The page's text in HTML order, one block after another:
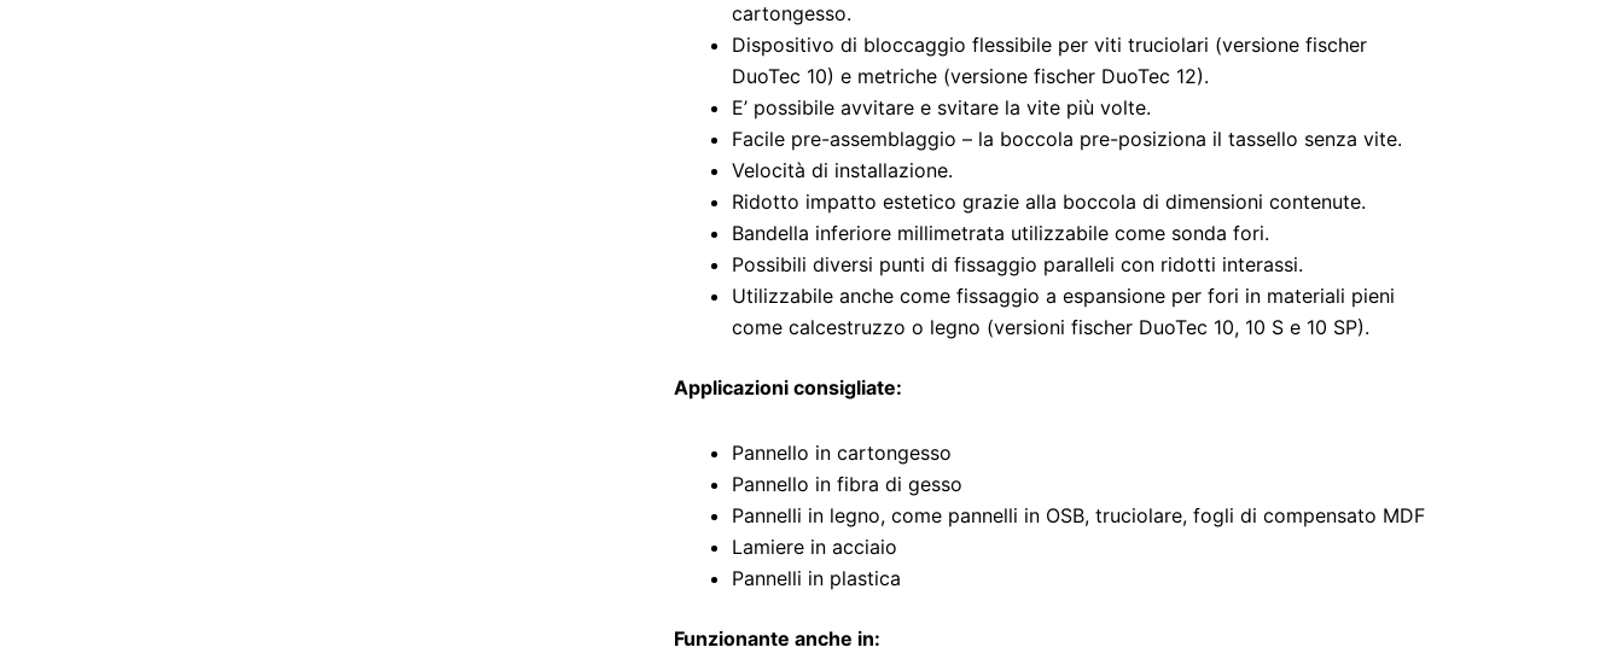
cartongesso.
Dispositivo di bloccaggio flessibile per viti truciolari (versione fischer
DuoTec 10) e metriche (versione fischer DuoTec 12).
E’ possibile avvitare e svitare la vite più volte.
Facile pre-assemblaggio – la boccola pre-posiziona il tassello senza vite.
Velocità di installazione.
Ridotto impatto estetico grazie alla boccola di dimensioni contenute.
Bandella inferiore millimetrata utilizzabile come sonda fori.
Possibili diversi punti di fissaggio paralleli con ridotti interassi.
Utilizzabile anche come fissaggio a espansione per fori in materiali pieni
come calcestruzzo o legno (versioni fischer DuoTec 10, 10 S e 10 SP).
Applicazioni consigliate:
Pannello in cartongesso
Pannello in fibra di gesso
Pannelli in legno, come pannelli in OSB, truciolare, fogli di compensato MDF
Lamiere in acciaio
Pannelli in plastica
Funzionante anche in: